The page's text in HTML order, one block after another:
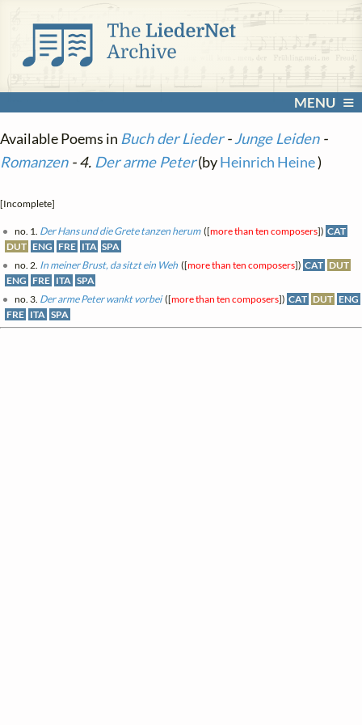
MENU
Available Poems in Buch der Lieder-Junge Leiden-
Romanzen- 4. Der arme Peter(byHeinrich Heine)
[Incomplete]
no. 1. Der Hans und die Grete tanzen herum([more than ten composers]) CAT
DUT ENG FRE ITA SPA
no. 2. In meiner Brust, da sitzt ein Weh ([more than ten composers]) CAT DUT
ENG FRE ITA SPA
no. 3. Der arme Peter wankt vorbei([more than ten composers]) CAT DUT ENG
FRE ITA SPA